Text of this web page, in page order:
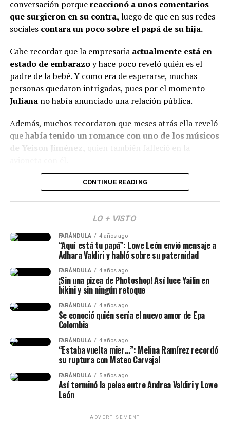
#seguidores
#soyjuandacaribeshow
♬ sonido original –
Por un lado, señalaron que se le vio con una tonalidad
de cabello diferente y además, algunos usuarios
comentaron que la empresaria se habría realizado
De hecho, varios la notaron diferente y cuestionaron al
respecto.
“¿Qué le pasó en la cara?”, “Se ve súper inyectada,
perfilamiento?”, “Se dañó el rostro”, comentaron.
Finalmente, otro grupo de personas señaló que veían
debido al tiempo que ha pasado.
(Recuerda dar clic en la imagen)
Epa Colombia y su abogada (Imagen
tomada de IG Rechismes)
conversación porquereaccionó a unos comentarios
que surgieron en su contra, luego de que en sus redes
sociales contara un poco sobre el papá de su hija.
Cabe recordar que la empresariaactualmente está en
estado de embarazoy hace poco reveló quién es el
padre de la bebé. Y como era de esperarse, muchas
personas quedaron intrigadas, pues por el momento
Julianano había anunciado una relación pública.
Además, muchos recordaron que meses atrás ella reveló
que había tenido un romance con uno de los músicos
de Yeison Jiménez, quien también falleció en la
Lee también: ¿Escro estaría “utilizando” a Aida
Victoria? Yina Calderón opinó al respecto y causó
reacciones y se avivaron luego de que Calderón contara,
en una dinámica de preguntas y respuestas en sus
historias de Instagram, q
desde hace siete años.
“Lo conocí hace siete años, ha
sido la historia de amor más
impactante de la historia y, a
pesar de muchos bajos y altos,
siempre estuvo para mí”, había
dicho.
(Recuerda dar clic en la imagen)
CONTINUE READING
LO + VISTO
FARÁNDULA 4 años ago
“Aquí está tu papá”: Lowe León envió mensaje a
Adhara Valdiri y habló sobre su paternidad
FARÁNDULA 4 años ago
¡Sin una pizca de Photoshop! Así luce Yailin en
bikini y sin ningún retoque
FARÁNDULA 4 años ago
Se conoció quién sería el nuevo amor de Epa
Colombia
FARÁNDULA 4 años ago
“Estaba vuelta mier…”: Melina Ramírez recordó
su ruptura con Mateo Carvajal
FARÁNDULA 5 años ago
Así terminó la pelea entre Andrea Valdiri y Lowe
León
ADVERTISEMENT